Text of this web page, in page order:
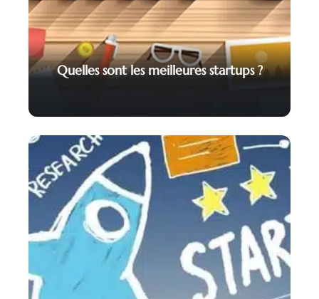
Quelles sont les meilleures startups ?